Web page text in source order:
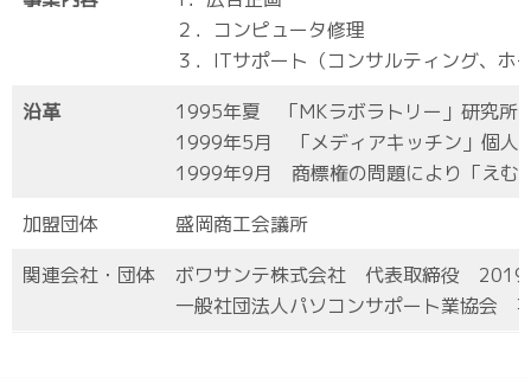
２．コンピュータ修理
３．ITサポート（コンサルティング、ホ
沿革
1995年夏 「MKラボラトリー」研究所
1999年5月 「メディアキッチン」個人
1999年9月 商標権の問題により「えむ
加盟団体
盛岡商工会議所
関連会社・団体
ボワサンテ株式会社 代表取締役 2019
一般社団法人パソコンサポート業協会